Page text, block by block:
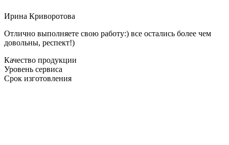
Ирина Криворотова
Отлично выполняете свою работу:) все остались более чем
довольны, респект!)
Качество продукции
Уровень сервиса
Срок изготовления